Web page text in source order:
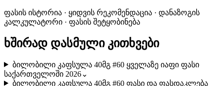
ფასის ისტორია · ყიდვის რეკომენდაცია · დანაზოგის
კალკულატორი · ფასის შეტყობინება
ხშირად დასმული კითხვები
ბილობილი კაფსულა 40მგ #60 ყველაზე იაფი ფასი
საქართველოში 2026⌄
ბილობილი კაფსულა 40მგ #60 ფასი და ფასდაკლება